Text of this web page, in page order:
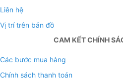
Liên hệ
Vị trí trên bản đồ
CAM KẾT CHÍNH
Các bước mua hàng
Chính sách thanh toán